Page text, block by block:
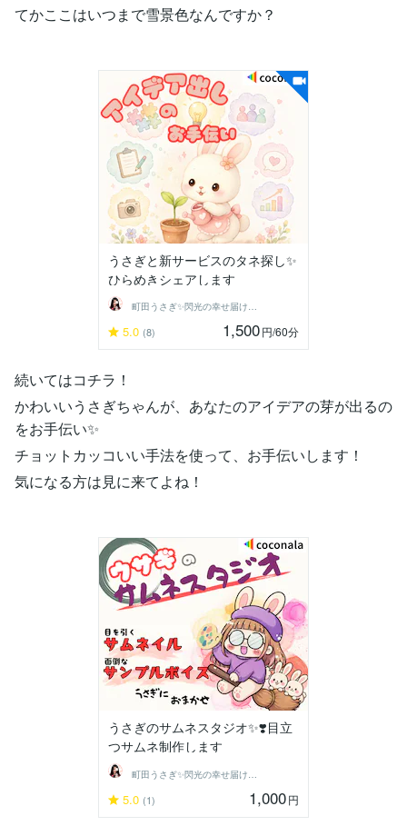
てかここはいつまで雪景色なんですか？
うさぎと新サービスのタネ探し✨
ひらめきシェアします
町田うさぎ✨閃光の幸せ届け人♡怪談師⛩️
5.0 (8) 1,500円/60分
続いてはコチラ！
かわいいうさぎちゃんが、あなたのアイデアの芽が出るの
をお手伝い✨
チョットカッコいい手法を使って、お手伝いします！
気になる方は見に来てよね！
うさぎのサムネスタジオ✨❣️目立
つサムネ制作します
5.0 (1) 1,000円